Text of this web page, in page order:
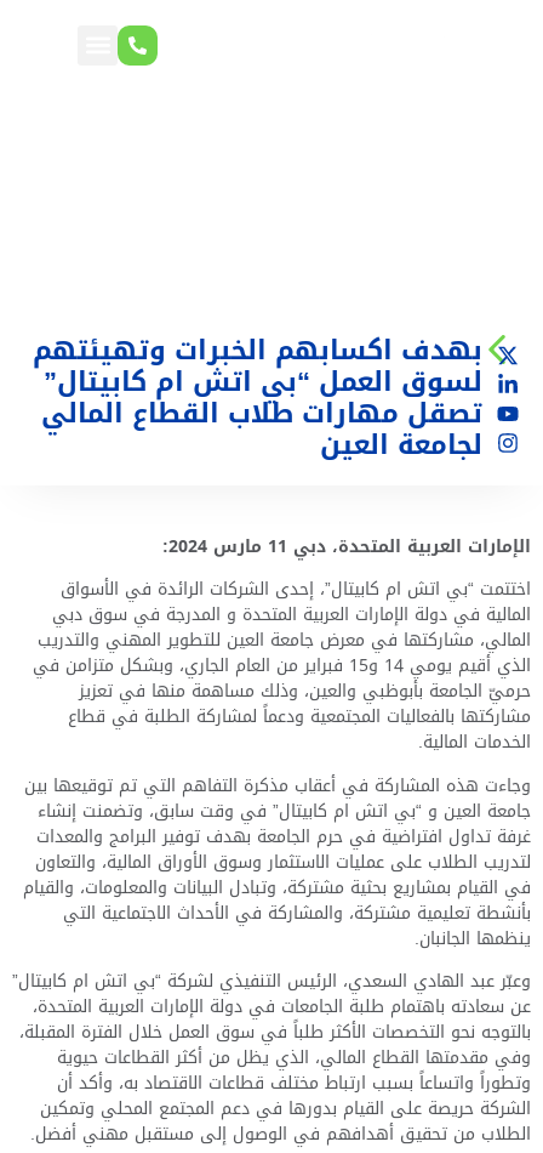
بهدف اكسابهم الخبرات وتهيئتهم
لسوق العمل “بي اتش ام كابيتال”
تصقل مهارات طلاب القطاع المالي
لجامعة العين
الإمارات العربية المتحدة، دبي 11 مارس 2024:
اختتمت “بي اتش ام كابيتال”، إحدى الشركات الرائدة في الأسواق
المالية في دولة الإمارات العربية المتحدة و المدرجة في سوق دبي
المالي، مشاركتها في معرض جامعة العين للتطوير المهني والتدريب
الذي أقيم يومي 14 و15 فبراير من العام الجاري، وبشكل متزامن في
حرميّ الجامعة بأبوظبي والعين، وذلك مساهمة منها في تعزيز
مشاركتها بالفعاليات المجتمعية ودعماً لمشاركة الطلبة في قطاع
الخدمات المالية.
وجاءت هذه المشاركة في أعقاب مذكرة التفاهم التي تم توقيعها بين
جامعة العين و “بي اتش ام كابيتال” في وقت سابق، وتضمنت إنشاء
غرفة تداول افتراضية في حرم الجامعة بهدف توفير البرامج والمعدات
لتدريب الطلاب على عمليات الاستثمار وسوق الأوراق المالية، والتعاون
في القيام بمشاريع بحثية مشتركة، وتبادل البيانات والمعلومات، والقيام
بأنشطة تعليمية مشتركة، والمشاركة في الأحداث الاجتماعية التي
ينظمها الجانبان.
وعبّر عبد الهادي السعدي، الرئيس التنفيذي لشركة “بي اتش ام كابيتال”
عن سعادته باهتمام طلبة الجامعات في دولة الإمارات العربية المتحدة،
بالتوجه نحو التخصصات الأكثر طلباً في سوق العمل خلال الفترة المقبلة،
وفي مقدمتها القطاع المالي، الذي يظل من أكثر القطاعات حيوية
وتطوراً واتساعاً بسبب ارتباط مختلف قطاعات الاقتصاد به، وأكد أن
الشركة حريصة على القيام بدورها في دعم المجتمع المحلي وتمكين
الطلاب من تحقيق أهدافهم في الوصول إلى مستقبل مهني أفضل.